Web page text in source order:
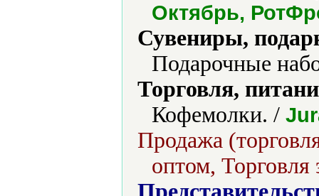
Октябрь,
Сувениры,
Подарочные
Торговля,
Кофемолки. /
Продажа
оптом, Торговля